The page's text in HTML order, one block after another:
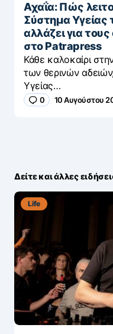
Αχαΐα: Πώς
Σύστημα Υγείας
αλλάζει για τους
στο Patrapress
Κάθε καλοκαίρι
των θερινών
Υγείας…
0 10 Αυγούστου
Δείτε και άλλες
Life